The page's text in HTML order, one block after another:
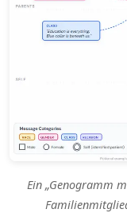
Ein „Genogramm